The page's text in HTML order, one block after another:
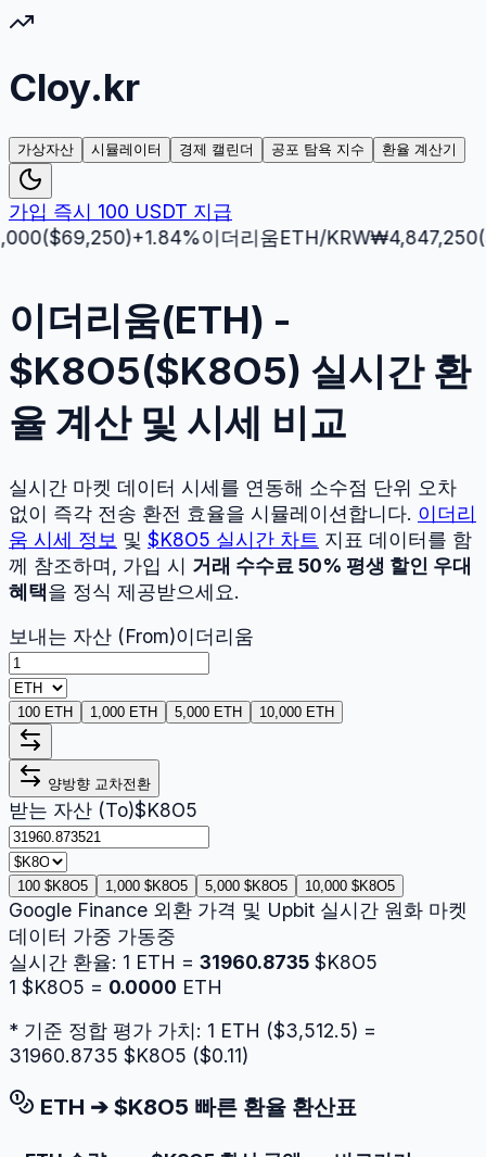
Cloy.kr
가상자산 시뮬레이터 경제 캘린더 공포 탐욕 지수 환율 계산기
가입 즉시 100 USDT 지급
69,250)+1.84%이더리움ETH/KRW₩4,847,250($
이더리움(ETH) -
$K8O5($K8O5) 실시간 환
율 계산 및 시세 비교
실시간 마켓 데이터 시세를 연동해 소수점 단위 오차
없이 즉각 전송 환전 효율을 시뮬레이션합니다. 이더리
움 시세 정보 및 $K8O5 실시간 차트 지표 데이터를 함
께 참조하며, 가입 시 거래 수수료 50% 평생 할인 우대
혜택을 정식 제공받으세요.
보내는 자산 (From)이더리움
100 ETH 1,000 ETH 5,000 ETH 10,000 ETH
양방향 교차전환
받는 자산 (To)$K8O5
100 $K8O5 1,000 $K8O5 5,000 $K8O5 10,000 $K8O5
Google Finance 외환 가격 및 Upbit 실시간 원화 마켓
데이터 가중 가동중
실시간 환율: 1 ETH = 31960.8735 $K8O5
1 $K8O5 = 0.0000 ETH
* 기준 정합 평가 가치: 1 ETH ($3,512.5) =
31960.8735 $K8O5 ($0.11)
ETH ➔ $K8O5 빠른 환율 환산표